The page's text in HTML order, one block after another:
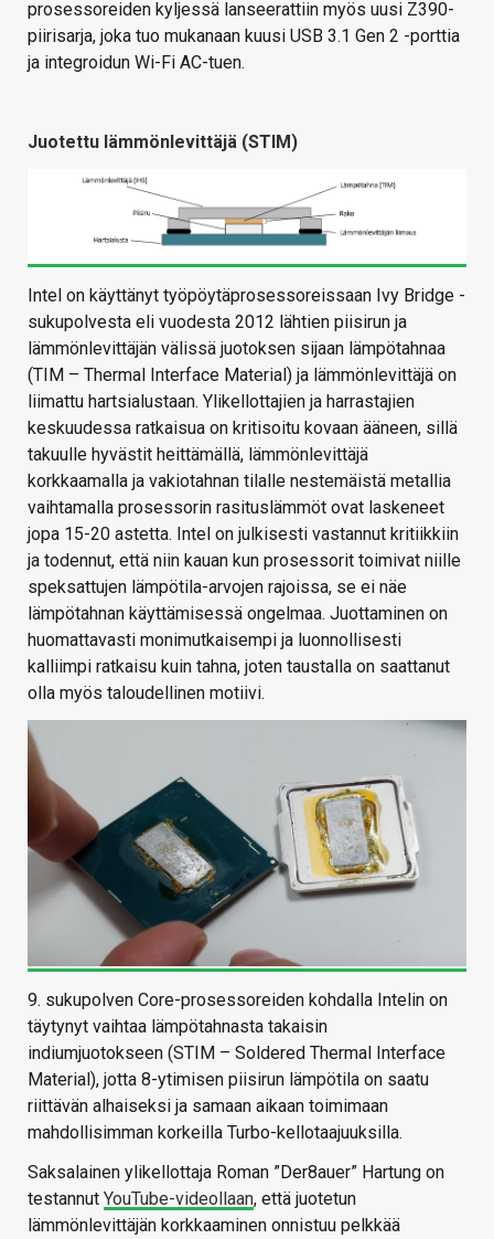
prosessoreiden kyljessä lanseerattiin myös uusi Z390-
piirisarja, joka tuo mukanaan kuusi USB 3.1 Gen 2 -porttia
ja integroidun Wi-Fi AC-tuen.
Juotettu lämmönlevittäjä (STIM)
Intel on käyttänyt työpöytäprosessoreissaan Ivy Bridge -
sukupolvesta eli vuodesta 2012 lähtien piisirun ja
lämmönlevittäjän välissä juotoksen sijaan lämpötahnaa
(TIM – Thermal Interface Material) ja lämmönlevittäjä on
liimattu hartsialustaan. Ylikellottajien ja harrastajien
keskuudessa ratkaisua on kritisoitu kovaan ääneen, sillä
takuulle hyvästit heittämällä, lämmönlevittäjä
korkkaamalla ja vakiotahnan tilalle nestemäistä metallia
vaihtamalla prosessorin rasituslämmöt ovat laskeneet
jopa 15-20 astetta. Intel on julkisesti vastannut kritiikkiin
ja todennut, että niin kauan kun prosessorit toimivat niille
speksattujen lämpötila-arvojen rajoissa, se ei näe
lämpötahnan käyttämisessä ongelmaa. Juottaminen on
huomattavasti monimutkaisempi ja luonnollisesti
kalliimpi ratkaisu kuin tahna, joten taustalla on saattanut
olla myös taloudellinen motiivi.
9. sukupolven Core-prosessoreiden kohdalla Intelin on
täytynyt vaihtaa lämpötahnasta takaisin
indiumjuotokseen (STIM – Soldered Thermal Interface
Material), jotta 8-ytimisen piisirun lämpötila on saatu
riittävän alhaiseksi ja samaan aikaan toimimaan
mahdollisimman korkeilla Turbo-kellotaajuuksilla.
Saksalainen ylikellottaja Roman ”Der8auer” Hartung on
testannut YouTube-videollaan, että juotetun
lämmönlevittäjän korkkaaminen onnistuu pelkkää